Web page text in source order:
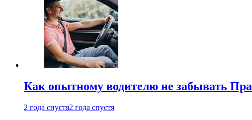
Как опытному водителю не забывать
2 года спустя2 года спустя